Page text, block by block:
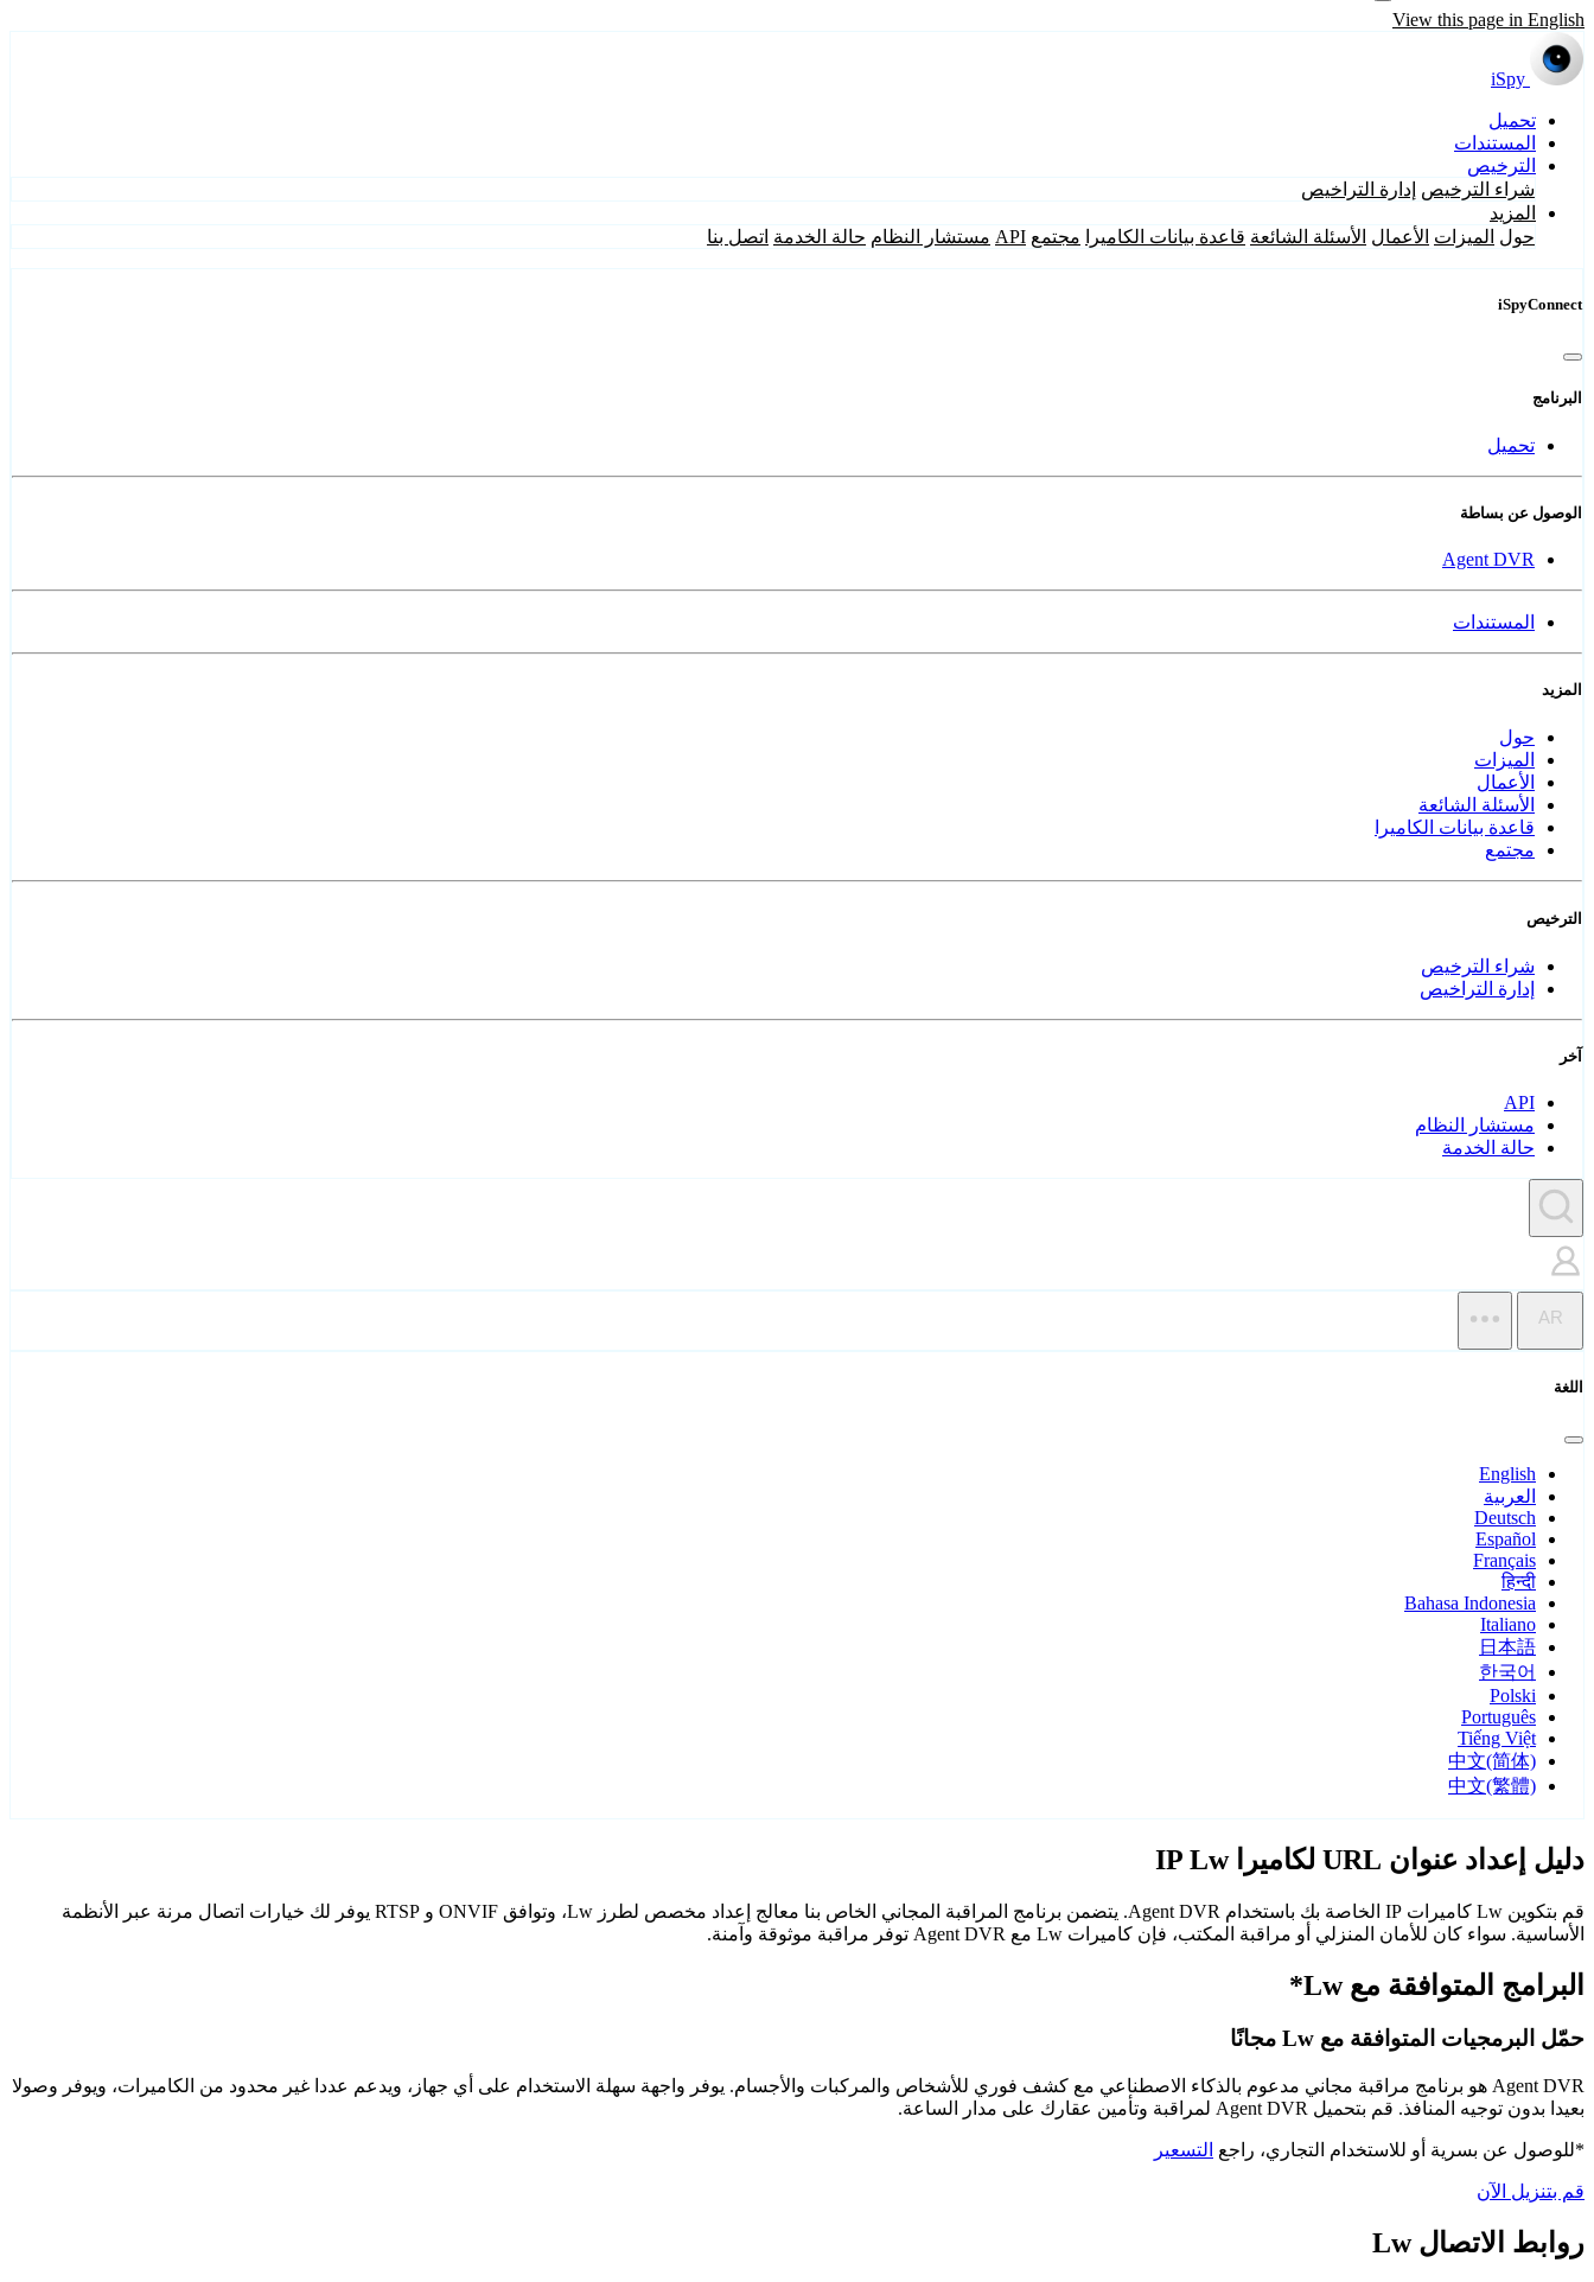
View this page in English
iSpy
تحميل
المستندات
الترخيص
شراء الترخيص إدارة التراخيص
المزيد
حول الميزات الأعمال الأسئلة الشائعة قاعدة بيانات الكاميرا مجتمع API مستشار النظام حالة الخدمة اتصل بنا
iSpyConnect
البرنامج
تحميل
الوصول عن بساطة
Agent DVR
المستندات
المزيد
حول
الميزات
الأعمال
الأسئلة الشائعة
قاعدة بيانات الكاميرا
مجتمع
الترخيص
شراء الترخيص
إدارة التراخيص
آخر
API
مستشار النظام
حالة الخدمة
AR
اللغة
English
العربية
Deutsch
Español
Français
हिन्दी
Bahasa Indonesia
Italiano
日本語
한국어
Polski
Português
Tiếng Việt
中文(简体)
中文(繁體)
دليل إعداد عنوان URL لكاميرا IP Lw
قم بتكوين Lw كاميرات IP الخاصة بك باستخدام Agent DVR. يتضمن برنامج المراقبة المجاني الخاص بنا معالج إعداد مخصص لطرز Lw، وتوافق ONVIF و RTSP يوفر لك خيارات اتصال مرنة عبر الأنظمة
الأساسية. سواء كان للأمان المنزلي أو مراقبة المكتب، فإن كاميرات Lw مع Agent DVR توفر مراقبة موثوقة وآمنة.
البرامج المتوافقة مع Lw*
حمّل البرمجيات المتوافقة مع Lw مجانًا
Agent DVR هو برنامج مراقبة مجاني مدعوم بالذكاء الاصطناعي مع كشف فوري للأشخاص والمركبات والأجسام. يوفر واجهة سهلة الاستخدام على أي جهاز، ويدعم عددا غير محدود من الكاميرات، ويوفر وصولا
بعيدا بدون توجيه المنافذ. قم بتحميل Agent DVR لمراقبة وتأمين عقارك على مدار الساعة.
*للوصول عن بسرية أو للاستخدام التجاري، راجع التسعير
قم بتنزيل الآن
روابط الاتصال Lw